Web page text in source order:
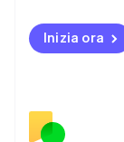
Inizia ora
English
Nuova
English